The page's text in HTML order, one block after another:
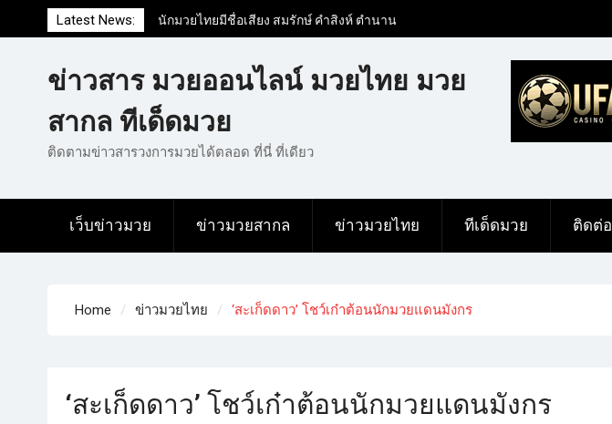
Latest News:
นักมวยไทยมีชื่อเสียง สมรักษ์ คำสิงห์ ตำนาน
มวยสากลสมัครเล่นไทย
นักมวยไทยชื่อดัง สุดยอดนักมวยไทยที่ดังไป
ทั่วโลก
ข่าวมวยไทยโครตฮอต เว็บข่าวมวยในทุกๆ
แวดวงมีข่าวสารวงการมวยมากมาย
ข่าวสาร มวยออนไลน์ มวยไทย มวย
สากล ทีเด็ดมวย
ติดตามข่าวสารวงการมวยได้ตลอด ที่นี่ ที่เดียว
เว็บข่าวมวย ข่าวมวยสากล ข่าวมวยไทย ทีเด็ดมวย ติดต่อ
Home ข่าวมวยไทย ‘สะเก็ดดาว’ โชว์เก๋าต้อนนักมวยแดนมังกร
‘สะเก็ดดาว’ โชว์เก๋าต้อนนักมวยแดนมังกร